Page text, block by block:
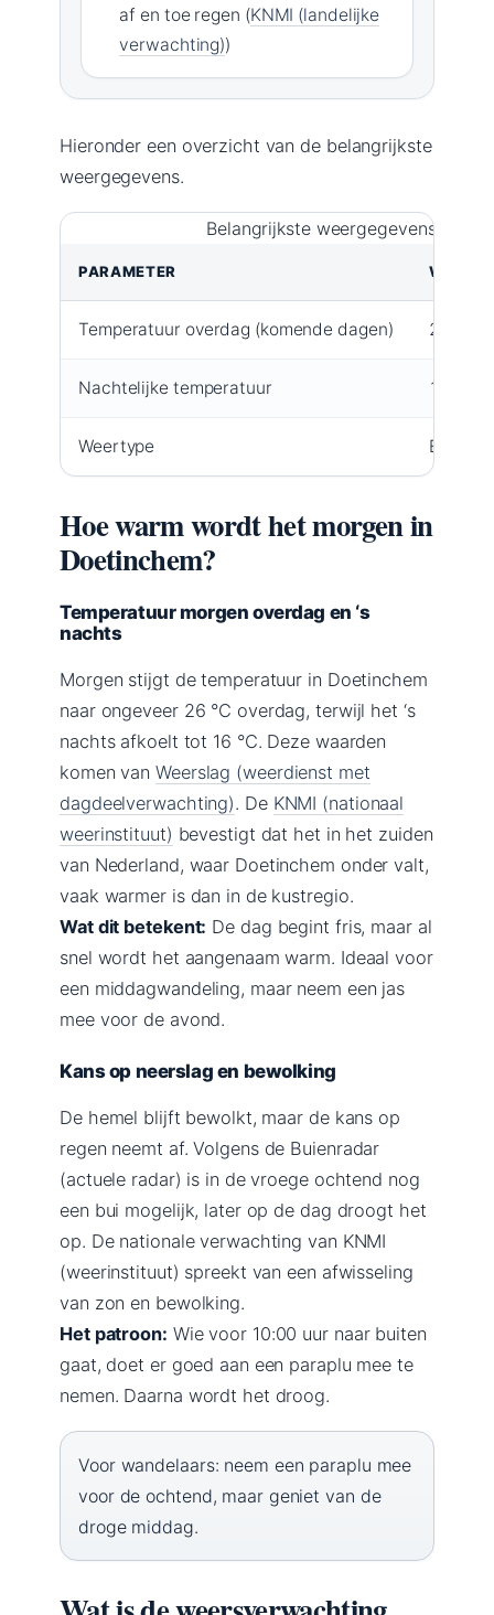
af en toe regen (KNMI (landelijke
verwachting))
Hieronder een overzicht van de belangrijkste
weergegevens.
Belangrijkste weergegevens voor
PARAMETER
Temperatuur overdag (komende dagen) 26 °C
Nachtelijke temperatuur 16 °C
Weertype
Hoe warm wordt het morgen in
Doetinchem?
Temperatuur morgen overdag en ‘s
nachts
Morgen stijgt de temperatuur in Doetinchem
naar ongeveer 26 °C overdag, terwijl het ‘s
nachts afkoelt tot 16 °C. Deze waarden
komen vanWeerslag (weerdienst met
dagdeelverwachting). De KNMI (nationaal
weerinstituut) bevestigt dat het in het zuiden
van Nederland, waar Doetinchem onder valt,
vaak warmer is dan in de kustregio.
Wat dit betekent: De dag begint fris, maar al
snel wordt het aangenaam warm. Ideaal voor
een middagwandeling, maar neem een jas
mee voor de avond.
Kans op neerslag en bewolking
De hemel blijft bewolkt, maar de kans op
regen neemt af. Volgens de Buienradar
(actuele radar) is in de vroege ochtend nog
een bui mogelijk, later op de dag droogt het
op. De nationale verwachting van KNMI
(weerinstituut) spreekt van een afwisseling
van zon en bewolking.
Het patroon: Wie voor 10:00 uur naar buiten
gaat, doet er goed aan een paraplu mee te
nemen. Daarna wordt het droog.
Voor wandelaars: neem een paraplu mee
voor de ochtend, maar geniet van de
droge middag.